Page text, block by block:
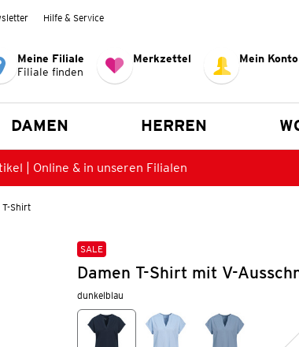
Hilfe & Service
Meine Filiale
Filiale finden
Merkzettel Mein Konto
DAMEN HERREN
| Online & in unseren Filialen
T-Shirt
SALE
Damen T-Shirt mit V-
dunkelblau